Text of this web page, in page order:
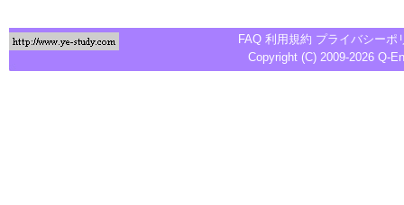
FAQ 利用規約 プライバシーポ
Copyright (C) 2009-2026 Q-